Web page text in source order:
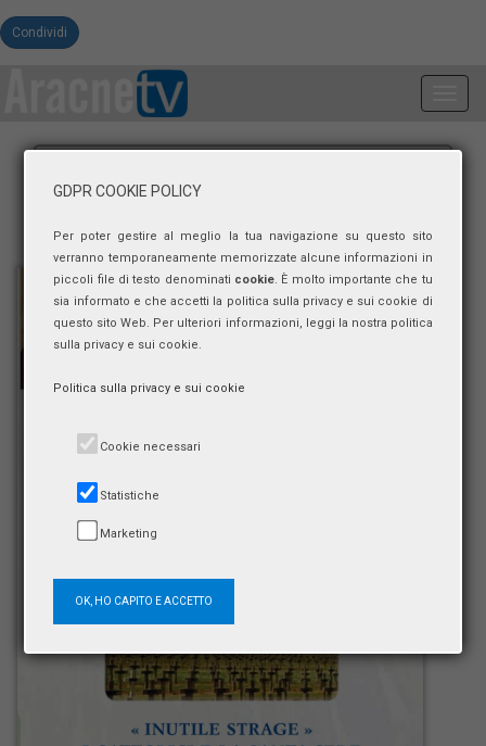
Condividi
GDPR COOKIE POLICY
Per poter gestire al meglio la tua navigazione su questo sito
verranno temporaneamente memorizzate alcune informazioni in
piccoli file di testo denominati cookie. È molto importante che tu
sia informato e che accetti la politica sulla privacy e sui cookie di
questo sito Web. Per ulteriori informazioni, leggi la nostra politica
sulla privacy e sui cookie.
Politica sulla privacy e sui cookie
Cookie necessari
Statistiche
Marketing
OK, HO CAPITO E ACCETTO